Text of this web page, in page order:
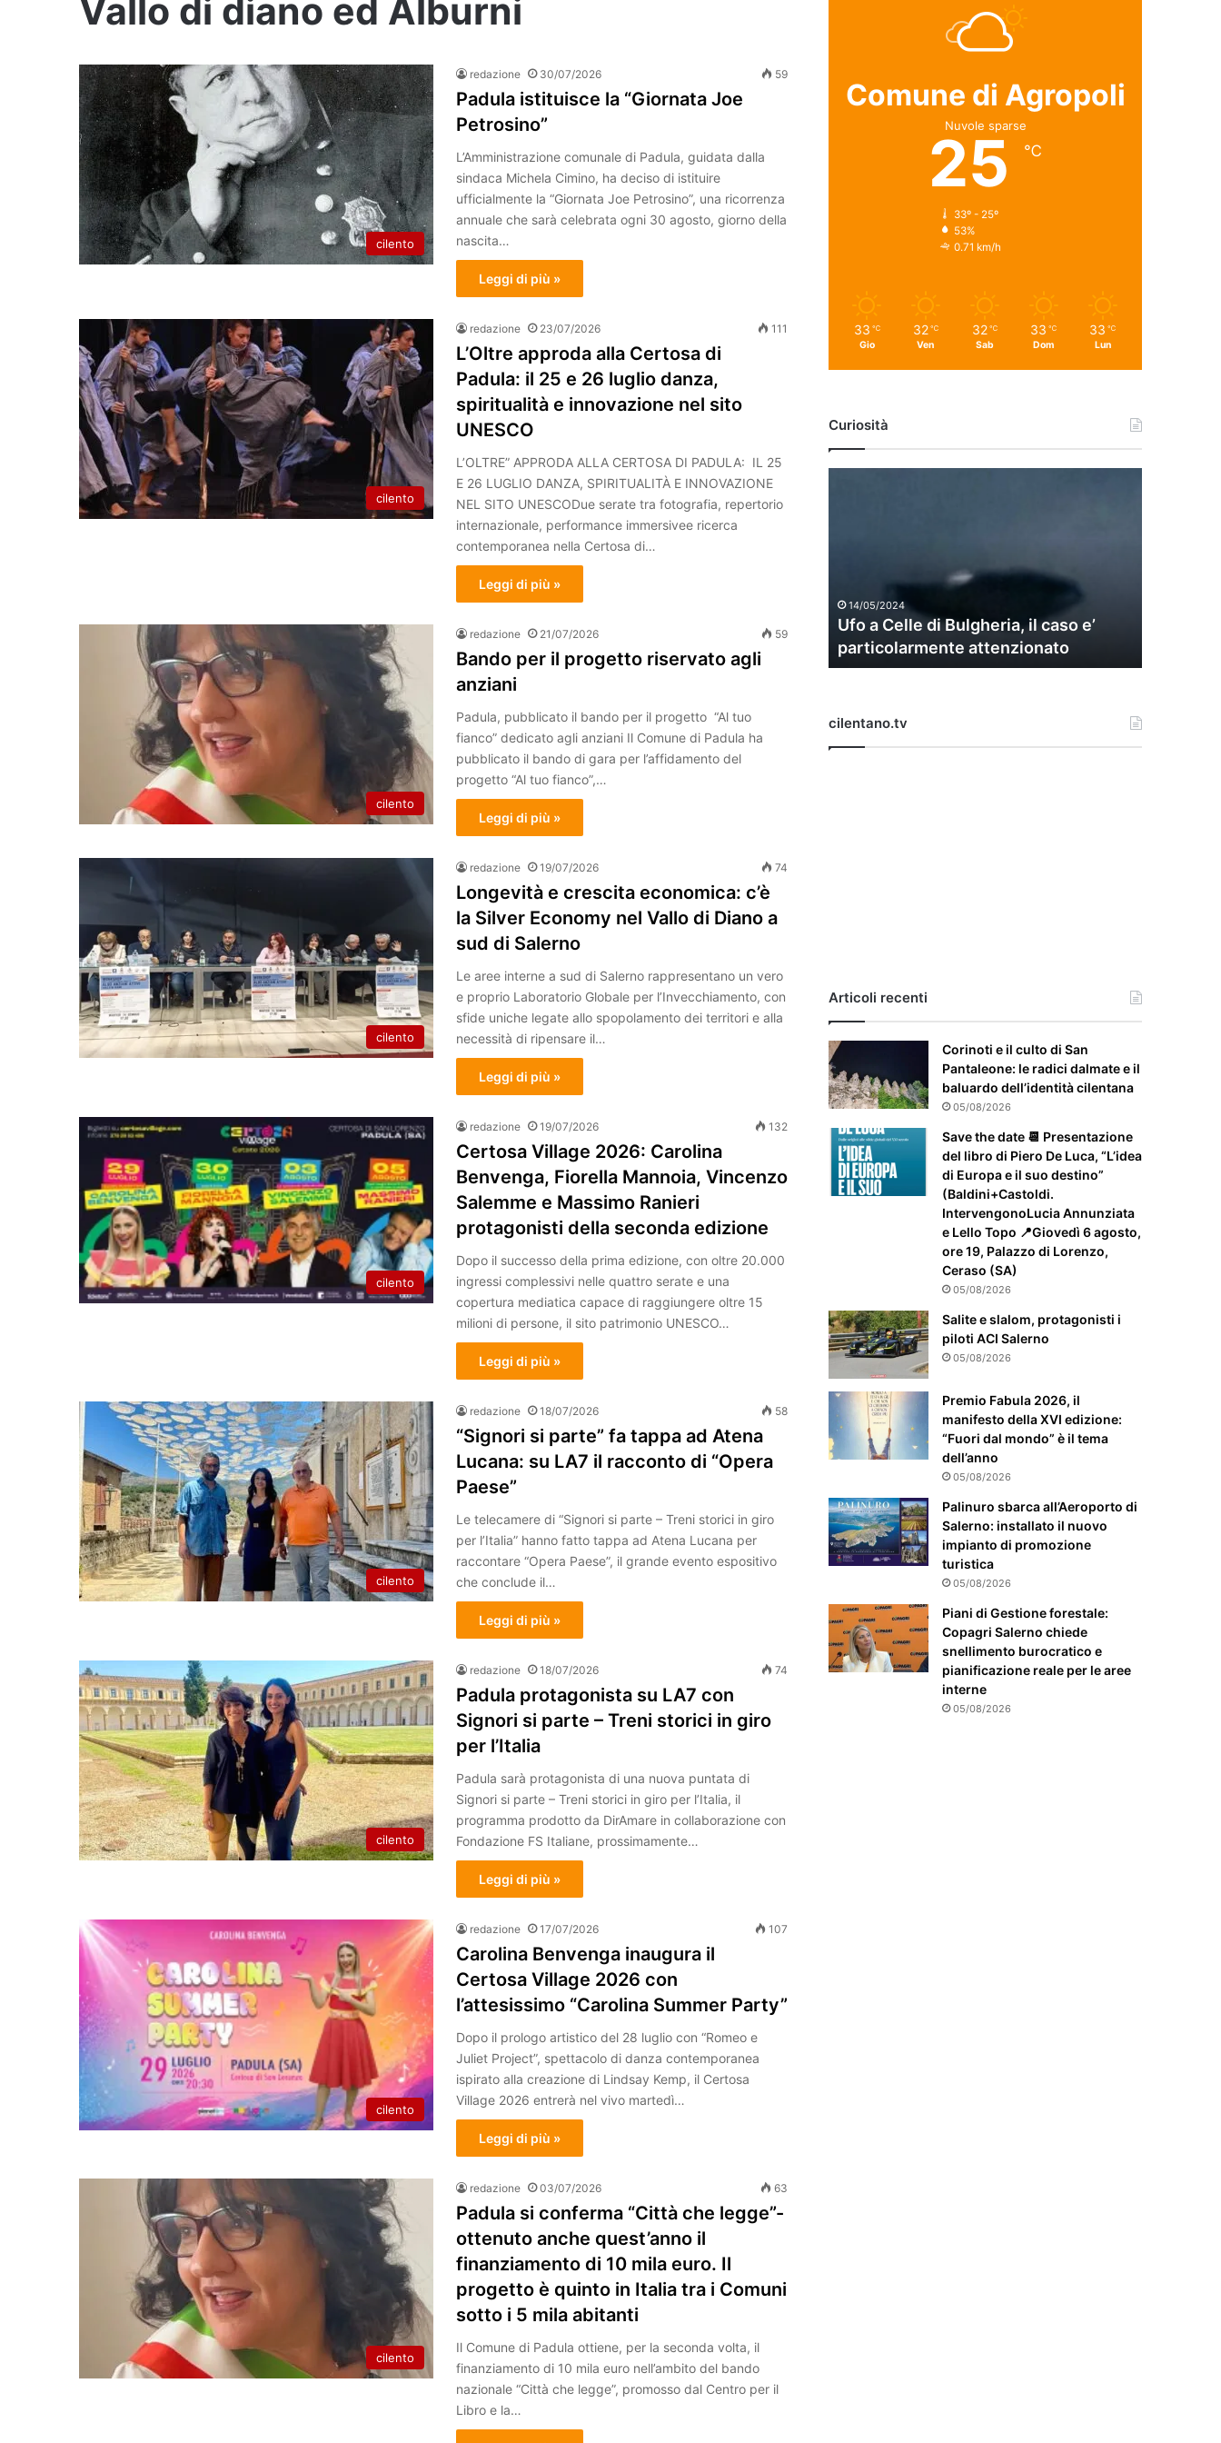
Vallo di diano ed Alburni
cilento
redazione 30/07/2026 59
Padula istituisce la “Giornata Joe
Petrosino”
L’Amministrazione comunale di Padula, guidata dalla
sindaca Michela Cimino, ha deciso di istituire
ufficialmente la “Giornata Joe Petrosino”, una ricorrenza
annuale che sarà celebrata ogni 30 agosto, giorno della
nascita…
Leggi di più »
cilento
redazione 23/07/2026 111
L’Oltre approda alla Certosa di
Padula: il 25 e 26 luglio danza,
spiritualità e innovazione nel sito
UNESCO
L’OLTRE” APPRODA ALLA CERTOSA DI PADULA: IL 25
E 26 LUGLIO DANZA, SPIRITUALITÀ E INNOVAZIONE
NEL SITO UNESCODue serate tra fotografia, repertorio
internazionale, performance immersivee ricerca
contemporanea nella Certosa di…
Leggi di più »
cilento
redazione 21/07/2026 59
Bando per il progetto riservato agli
anziani
Padula, pubblicato il bando per il progetto “Al tuo
fianco” dedicato agli anziani Il Comune di Padula ha
pubblicato il bando di gara per l’affidamento del
progetto “Al tuo fianco”,…
Leggi di più »
cilento
redazione 19/07/2026 74
Longevità e crescita economica: c’è
la Silver Economy nel Vallo di Diano a
sud di Salerno
Le aree interne a sud di Salerno rappresentano un vero
e proprio Laboratorio Globale per l’Invecchiamento, con
sfide uniche legate allo spopolamento dei territori e alla
necessità di ripensare il…
Leggi di più »
cilento
redazione 19/07/2026 132
Certosa Village 2026: Carolina
Benvenga, Fiorella Mannoia, Vincenzo
Salemme e Massimo Ranieri
protagonisti della seconda edizione
Dopo il successo della prima edizione, con oltre 20.000
ingressi complessivi nelle quattro serate e una
copertura mediatica capace di raggiungere oltre 15
milioni di persone, il sito patrimonio UNESCO…
Leggi di più »
cilento
redazione 18/07/2026 58
“Signori si parte” fa tappa ad Atena
Lucana: su LA7 il racconto di “Opera
Paese”
Le telecamere di “Signori si parte – Treni storici in giro
per l’Italia” hanno fatto tappa ad Atena Lucana per
raccontare “Opera Paese”, il grande evento espositivo
che conclude il…
Leggi di più »
cilento
redazione 18/07/2026 74
Padula protagonista su LA7 con
Signori si parte – Treni storici in giro
per l’Italia
Padula sarà protagonista di una nuova puntata di
Signori si parte – Treni storici in giro per l’Italia, il
programma prodotto da DirAmare in collaborazione con
Fondazione FS Italiane, prossimamente…
Leggi di più »
cilento
redazione 17/07/2026 107
Carolina Benvenga inaugura il
Certosa Village 2026 con
l’attesissimo “Carolina Summer Party”
Dopo il prologo artistico del 28 luglio con “Romeo e
Juliet Project”, spettacolo di danza contemporanea
ispirato alla creazione di Lindsay Kemp, il Certosa
Village 2026 entrerà nel vivo martedì…
Leggi di più »
cilento
redazione 03/07/2026 63
Padula si conferma “Città che legge”-
ottenuto anche quest’anno il
finanziamento di 10 mila euro. Il
progetto è quinto in Italia tra i Comuni
sotto i 5 mila abitanti
Il Comune di Padula ottiene, per la seconda volta, il
finanziamento di 10 mila euro nell’ambito del bando
nazionale “Città che legge”, promosso dal Centro per il
Libro e la…
Comune di Agropoli
Nuvole sparse
25 ℃
33º - 25º
53%
0.71 km/h
33 ℃
Gio
32 ℃
Ven
32 ℃
Sab
33 ℃
Dom
33 ℃
Lun
Curiosità
i
l
g
e
a
r
t
i
c
a
t
t
n
o
t
o
14/05/2024
Ufo a Celle di Bulgheria, il caso e’
particolarmente attenzionato
cilentano.tv
Articoli recenti
Corinoti e il culto di San
Pantaleone: le radici dalmate e il
baluardo dell’identità cilentana
05/08/2026
Save the date 📆 Presentazione
del libro di Piero De Luca, “L’idea
di Europa e il suo destino”
(Baldini+Castoldi.
IntervengonoLucia Annunziata
e Lello Topo 📍Giovedì 6 agosto,
ore 19, Palazzo di Lorenzo,
Ceraso (SA)
05/08/2026
Salite e slalom, protagonisti i
piloti ACI Salerno
05/08/2026
Premio Fabula 2026, il
manifesto della XVI edizione:
“Fuori dal mondo” è il tema
dell’anno
05/08/2026
Palinuro sbarca all’Aeroporto di
Salerno: installato il nuovo
impianto di promozione
turistica
05/08/2026
Piani di Gestione forestale:
Copagri Salerno chiede
snellimento burocratico e
pianificazione reale per le aree
interne
05/08/2026